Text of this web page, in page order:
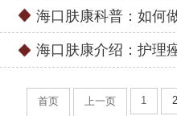
海口肤康科普：如何
海口肤康介绍：护理
首页 上一页 1 2